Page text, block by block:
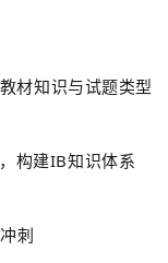
材知识与试题类型
构建IB知识体系
刺